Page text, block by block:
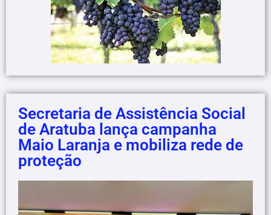
Secretaria de Assistência Social
de Aratuba lança campanha
Maio Laranja e mobiliza rede de
proteção